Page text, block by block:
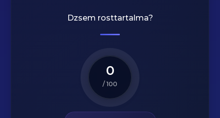
Dzsem rosttartalma?
0
/ 100